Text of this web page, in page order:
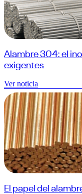
Alambre 304: el
exigentes
Ver noticia
El papel del